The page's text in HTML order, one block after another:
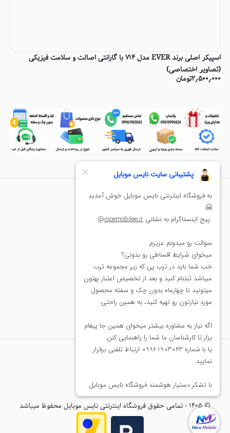
اسپیکر اصلی برند EVER مدل 714 با گارانتی اصالت و سلامت فیزیکی
(تصاویر اختصاصی)
۲٫۵۰۰٫۰۰۰تومان
سوالات متداول
قوانین و مقررات
روند ارسال
روند مرجوعی
درباره ما
تماس با ما
۰۹۹۶۱۹۰۳۰۴۳
©۱۴۰۵-تمامی حقوق فروشگاه اینترنتی نایس موبایل محفوظ میباشد